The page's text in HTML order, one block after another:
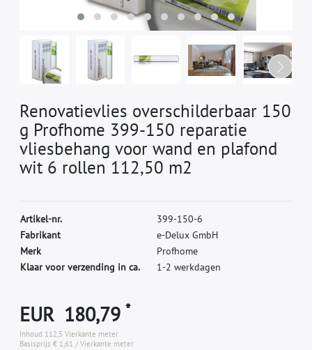
Renovatievlies overschilderbaar 150
g Profhome 399-150 reparatie
vliesbehang voor wand en plafond
wit 6 rollen 112,50 m2
Artikel-nr. 399-150-6
Fabrikant e-Delux GmbH
Merk Profhome
Klaar voor verzending in ca.
1-2 werkdagen
EUR 180,79*
Inhoud 112,5Vierkante meter
Basisprijs€ 1,61 / Vierkante meter